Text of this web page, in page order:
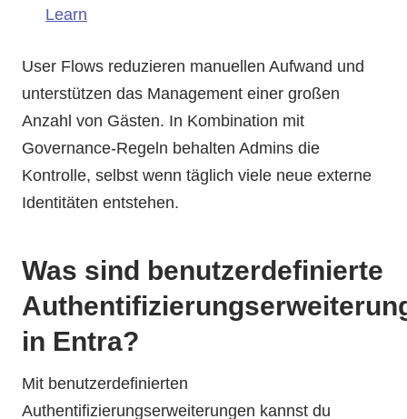
Learn
User Flows reduzieren manuellen Aufwand und
unterstützen das Management einer großen
Anzahl von Gästen. In Kombination mit
Governance-Regeln behalten Admins die
Kontrolle, selbst wenn täglich viele neue externe
Identitäten entstehen.
Was sind benutzerdefinierte
in Entra?
Mit benutzerdefinierten
Authentifizierungserweiterungen kannst du